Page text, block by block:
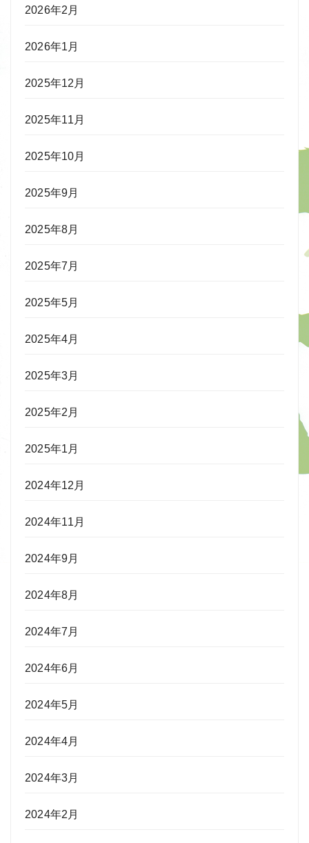
2026年2月
2026年1月
2025年12月
2025年11月
2025年10月
2025年9月
2025年8月
2025年7月
2025年5月
2025年4月
2025年3月
2025年2月
2025年1月
2024年12月
2024年11月
2024年9月
2024年8月
2024年7月
2024年6月
2024年5月
2024年4月
2024年3月
2024年2月